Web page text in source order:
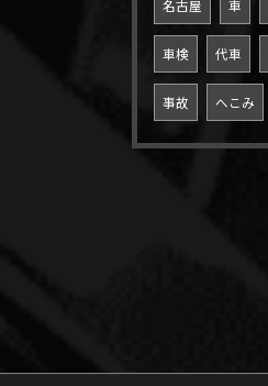
名古屋 車
車検 代車
事故 へこみ